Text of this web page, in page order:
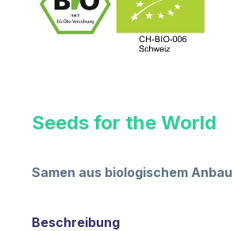
Seeds for the World
Samen aus biologischem
Beschreibung